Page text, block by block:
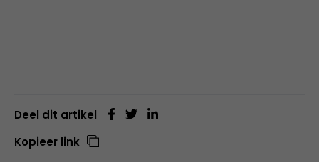
Deel dit artikel
Kopieer link